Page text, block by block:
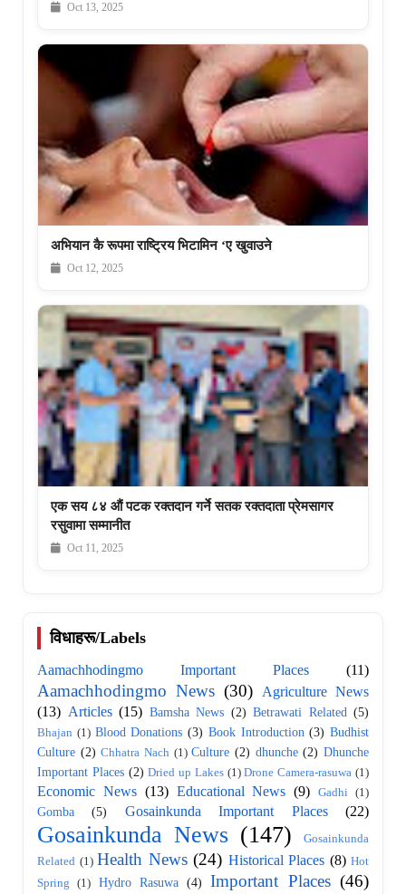
Oct 13, 2025
अभियान कै रूपमा राष्ट्रिय भिटामिन ‘ए खुवाउने
Oct 12, 2025
एक सय ८४ औं पटक रक्तदान गर्ने सतक रक्तदाता प्रेमसागर
रसुवामा सम्मानीत
Oct 11, 2025
विधाहरू/Labels
Aamachhodingmo Important Places (11)
Aamachhodingmo News (30)
Agriculture News
(13) Articles (15) Bamsha News (2) Betrawati Related (5)
Bhajan (1) Blood Donations (3) Book Introduction (3) Budhist
Culture (2) Chhatra Nach (1) Culture (2) dhunche (2) Dhunche
Important Places (2) Dried up Lakes (1) Drone Camera-rasuwa (1)
Economic News (13) Educational News (9) Gadhi (1)
Gomba (5) Gosainkunda Important Places (22)
Gosainkunda News (147)
Gosainkunda
Related (1) Health News (24) Historical Places (8) Hot
Spring
(1) Hydro Rasuwa (4) Important Places (46)